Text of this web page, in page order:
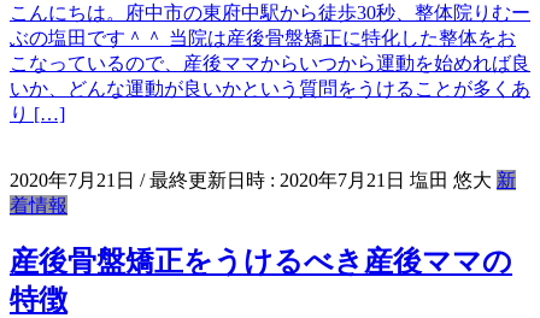
こんにちは。府中市の東府中駅から徒歩30秒、整体院りむー
ぶの塩田です＾＾ 当院は産後骨盤矯正に特化した整体をお
こなっているので、産後ママからいつから運動を始めれば良
いか、どんな運動が良いかという質問をうけることが多くあ
り […]
2020年7月21日 / 最終更新日時 : 2020年7月21日 塩田 悠大 新
着情報
産後骨盤矯正をうけるべき産後ママの
特徴